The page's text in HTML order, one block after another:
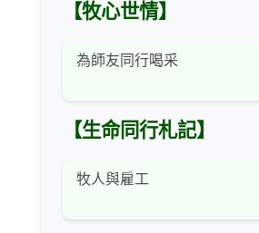
【牧心世情】
為師友同行喝采
【生命同行札記】
牧人與雇工